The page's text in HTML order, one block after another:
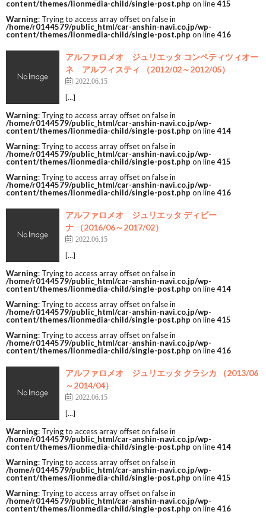
content/themes/lionmedia-child/single-post.php on line415
Warning: Trying to access array offset on false in
/home/r0144579/public_html/car-anshin-navi.co.jp/wp-
content/themes/lionmedia-child/single-post.php on line416
アルファロメオ ジュリエッタ コンペティツィオー
ネ アルフィスティ （2012/02～2012/05）
2022.06.15
[…]
Warning: Trying to access array offset on false in
/home/r0144579/public_html/car-anshin-navi.co.jp/wp-
content/themes/lionmedia-child/single-post.php on line414
Warning: Trying to access array offset on false in
/home/r0144579/public_html/car-anshin-navi.co.jp/wp-
content/themes/lionmedia-child/single-post.php on line415
Warning: Trying to access array offset on false in
/home/r0144579/public_html/car-anshin-navi.co.jp/wp-
content/themes/lionmedia-child/single-post.php on line416
アルファロメオ ジュリエッタ ディビー
ナ （2016/06～2017/02）
2022.06.15
[…]
Warning: Trying to access array offset on false in
/home/r0144579/public_html/car-anshin-navi.co.jp/wp-
content/themes/lionmedia-child/single-post.php on line414
Warning: Trying to access array offset on false in
/home/r0144579/public_html/car-anshin-navi.co.jp/wp-
content/themes/lionmedia-child/single-post.php on line415
Warning: Trying to access array offset on false in
/home/r0144579/public_html/car-anshin-navi.co.jp/wp-
content/themes/lionmedia-child/single-post.php on line416
アルファロメオ ジュリエッタ クラシカ （2013/06
～2014/04）
2022.06.15
[…]
Warning: Trying to access array offset on false in
/home/r0144579/public_html/car-anshin-navi.co.jp/wp-
content/themes/lionmedia-child/single-post.php on line414
Warning: Trying to access array offset on false in
/home/r0144579/public_html/car-anshin-navi.co.jp/wp-
content/themes/lionmedia-child/single-post.php on line415
Warning: Trying to access array offset on false in
/home/r0144579/public_html/car-anshin-navi.co.jp/wp-
content/themes/lionmedia-child/single-post.php on line416